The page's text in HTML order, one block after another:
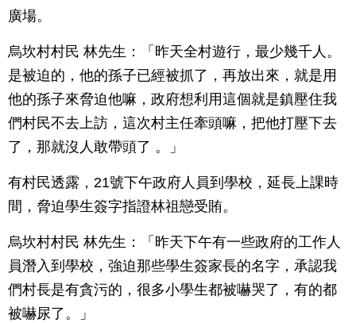
廣場。
烏坎村村民 林先生：「昨天全村遊行，最少幾千人。
是被迫的，他的孫子已經被抓了，再放出來，就是用
他的孫子來脅迫他嘛，政府想利用這個就是鎮壓住我
們村民不去上訪，這次村主任牽頭嘛，把他打壓下去
了，那就沒人敢帶頭了 。」
有村民透露，21號下午政府人員到學校，延長上課時
間，脅迫學生簽字指證林祖戀受賄。
烏坎村村民 林先生：「昨天下午有一些政府的工作人
員潛入到學校，強迫那些學生簽家長的名字，承認我
們村長是有貪污的，很多小學生都被嚇哭了，有的都
被嚇尿了。」